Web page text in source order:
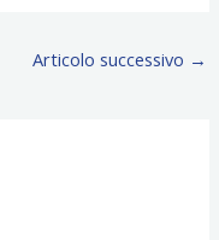
Articolo successivo →